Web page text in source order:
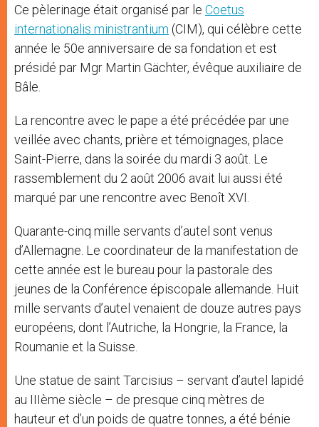
Ce pèlerinage était organisé par le Coetus
internationalis ministrantium (CIM), qui célèbre cette
année le 50e anniversaire de sa fondation et est
présidé par Mgr Martin Gächter, évêque auxiliaire de
Bâle.
La rencontre avec le pape a été précédée par une
veillée avec chants, prière et témoignages, place
Saint-Pierre, dans la soirée du mardi 3 août. Le
rassemblement du 2 août 2006 avait lui aussi été
marqué par une rencontre avec Benoît XVI.
Quarante-cinq mille servants d’autel sont venus
d’Allemagne. Le coordinateur de la manifestation de
cette année est le bureau pour la pastorale des
jeunes de la Conférence épiscopale allemande. Huit
mille servants d’autel venaient de douze autres pays
européens, dont l’Autriche, la Hongrie, la France, la
Roumanie et la Suisse.
Une statue de saint Tarcisius – servant d’autel lapidé
au IIIème siècle – de presque cinq mètres de
hauteur et d’un poids de quatre tonnes, a été bénie